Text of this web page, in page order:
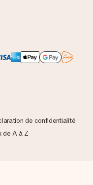
de confidentialité
de A à Z